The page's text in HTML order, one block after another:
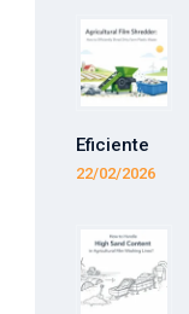
Eficiente
22/02/2026